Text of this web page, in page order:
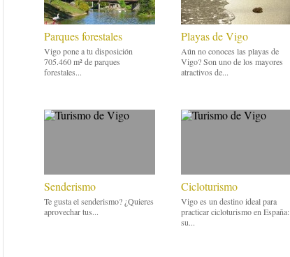
Parques forestales
Vigo pone a tu disposición
705.460 m² de parques
forestales...
Playas de Vigo
Aún no conoces las playas de
Vigo? Son uno de los mayores
atractivos de...
Senderismo
Te gusta el senderismo? ¿Quieres
aprovechar tus...
Cicloturismo
Vigo es un destino ideal para
practicar cicloturismo en España:
su...